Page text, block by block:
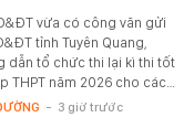
vừa có công văn gửi
tỉnh Tuyên Quang,
dẫn tổ chức thi lại kì thi tốt
THPT năm 2026 cho các…
- 3 giờ trước